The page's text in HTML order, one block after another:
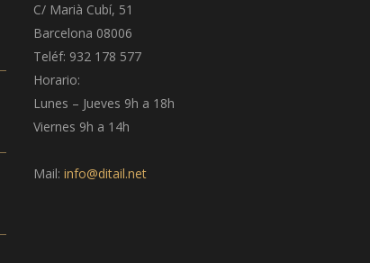
C/ Marià Cubí, 51
Barcelona 08006
Teléf: 932 178 577
Horario:
Lunes – Jueves 9h a 18h
Viernes 9h a 14h
Mail: info@ditail.net